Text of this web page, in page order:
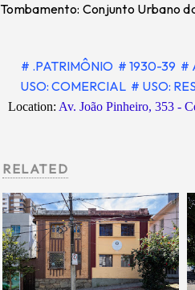
Tombamento: Conjunto Urbano
# .PATRIMÔNIO # 1930-39 #
USO: COMERCIAL # USO:
Location: Av. João Pinheiro, 353 -
RELATED